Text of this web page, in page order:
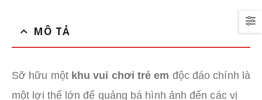
MÔ TẢ
Sỡ hữu một khu vui chơi trẻ em độc đáo chính là
một lợi thế lớn để quảng bá hình ảnh đến các vị